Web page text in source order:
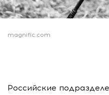
magnific.com
Российские